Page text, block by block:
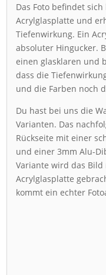
Das Foto befindet
Acrylglasplatte und
Tiefenwirkung. Ein
absoluter Hingucker.
einen glasklaren und
dass die
und die Farben noch
Du hast bei uns die
Varianten. Das
Rückseite mit einer
und einer 3mm Alu-
Variante wird das
Acrylglasplatte
kommt ein echter